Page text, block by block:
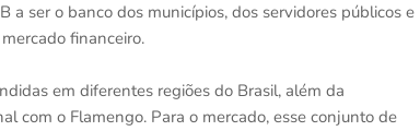
a ser o banco dos municípios, dos servidores públicos e
financeiro.
em diferentes regiões do Brasil, além da
com o Flamengo. Para o mercado, esse conjunto de